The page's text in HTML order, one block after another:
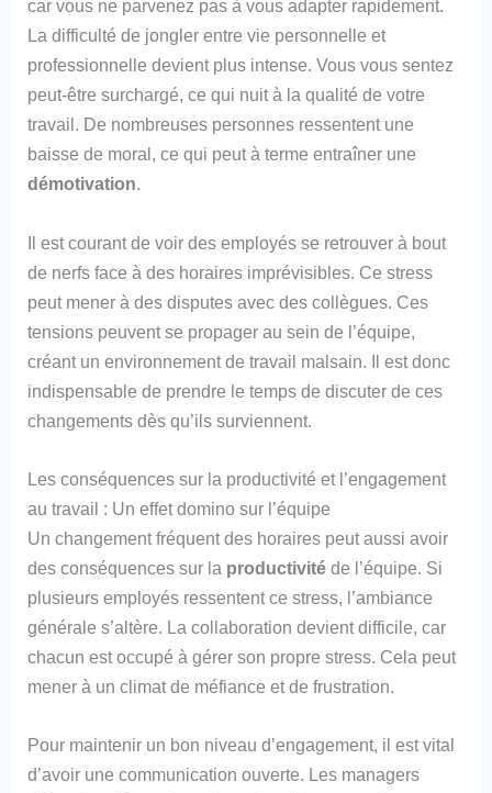
car vous ne parvenez pas à vous adapter rapidement.
La difficulté de jongler entre vie personnelle et
professionnelle devient plus intense. Vous vous sentez
peut-être surchargé, ce qui nuit à la qualité de votre
travail. De nombreuses personnes ressentent une
baisse de moral, ce qui peut à terme entraîner une
démotivation.
Il est courant de voir des employés se retrouver à bout
de nerfs face à des horaires imprévisibles. Ce stress
peut mener à des disputes avec des collègues. Ces
tensions peuvent se propager au sein de l’équipe,
créant un environnement de travail malsain. Il est donc
indispensable de prendre le temps de discuter de ces
changements dès qu’ils surviennent.
Les conséquences sur la productivité et l’engagement
au travail : Un effet domino sur l’équipe
Un changement fréquent des horaires peut aussi avoir
des conséquences sur la productivité de l’équipe. Si
plusieurs employés ressentent ce stress, l’ambiance
générale s’altère. La collaboration devient difficile, car
chacun est occupé à gérer son propre stress. Cela peut
mener à un climat de méfiance et de frustration.
Pour maintenir un bon niveau d’engagement, il est vital
d’avoir une communication ouverte. Les managers